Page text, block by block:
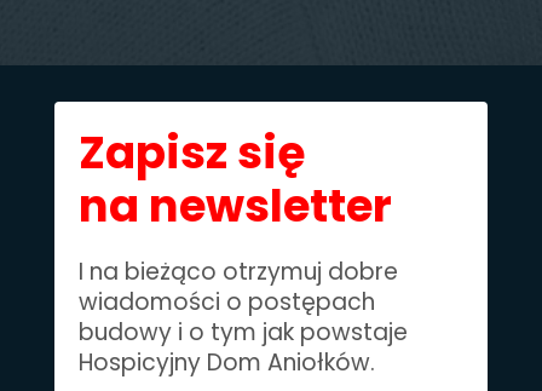
Zapisz się
na newsletter
I na bieżąco otrzymuj dobre
wiadomości o postępach
budowy i o tym jak powstaje
Hospicyjny Dom Aniołków.